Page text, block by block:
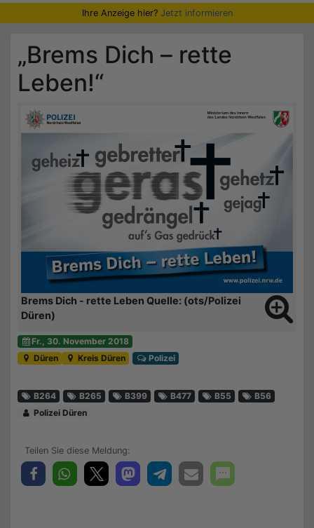
Ihre Anzeige hier? Jetzt informieren
„Brems Dich – rette
Leben!“
Brems Dich - rette Leben Quelle: (ots/Polizei
Düren)
Fr., 30. November 2018
Düren
Kreis Düren Polizei
B264 B265 B399 B477 B55
B56
Polizei Düren